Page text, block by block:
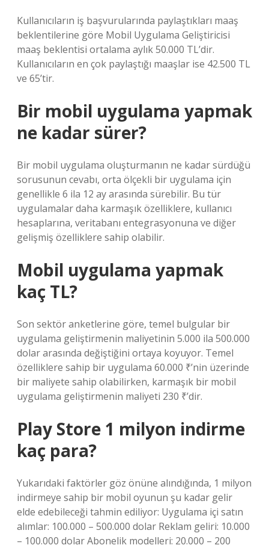
Kullanıcıların iş başvurularında paylaştıkları maaş
beklentilerine göre Mobil Uygulama Geliştiricisi
maaş beklentisi ortalama aylık 50.000 TL’dir.
Kullanıcıların en çok paylaştığı maaşlar ise 42.500 TL
ve 65’tir.
Bir mobil uygulama yapmak
ne kadar sürer?
Bir mobil uygulama oluşturmanın ne kadar sürdüğü
sorusunun cevabı, orta ölçekli bir uygulama için
genellikle 6 ila 12 ay arasında sürebilir. Bu tür
uygulamalar daha karmaşık özelliklere, kullanıcı
hesaplarına, veritabanı entegrasyonuna ve diğer
gelişmiş özelliklere sahip olabilir.
Mobil uygulama yapmak
kaç TL?
Son sektör anketlerine göre, temel bulgular bir
uygulama geliştirmenin maliyetinin 5.000 ila 500.000
dolar arasında değiştiğini ortaya koyuyor. Temel
özelliklere sahip bir uygulama 60.000 ₹’nin üzerinde
bir maliyete sahip olabilirken, karmaşık bir mobil
uygulama geliştirmenin maliyeti 230 ₹’dir.
Play Store 1 milyon indirme
kaç para?
Yukarıdaki faktörler göz önüne alındığında, 1 milyon
indirmeye sahip bir mobil oyunun şu kadar gelir
elde edebileceği tahmin ediliyor: Uygulama içi satın
alımlar: 100.000 – 500.000 dolar Reklam geliri: 10.000
– 100.000 dolar Abonelik modelleri: 20.000 – 200